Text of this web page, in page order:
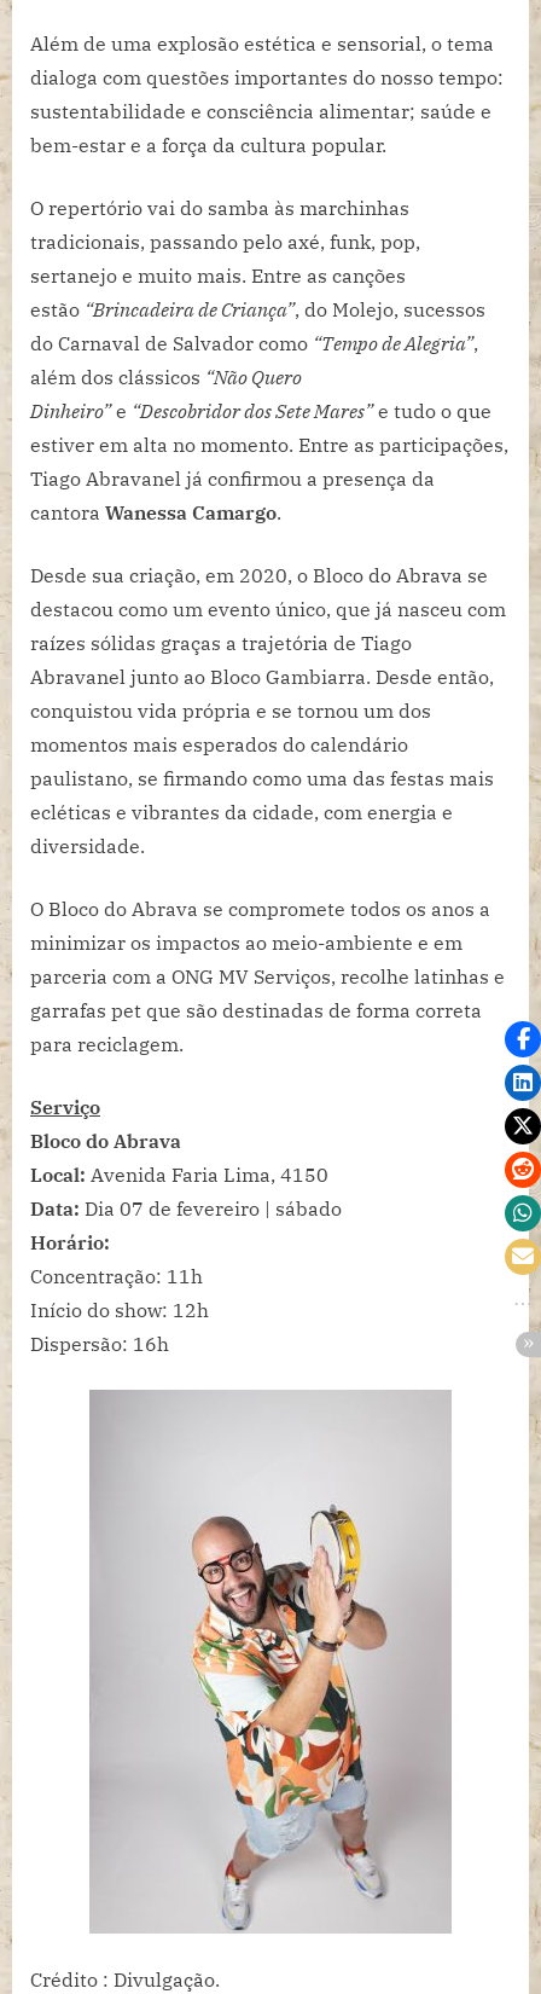
Além de uma explosão estética e sensorial, o tema
dialoga com questões importantes do nosso tempo:
sustentabilidade e consciência alimentar; saúde e
bem-estar e a força da cultura popular.
O repertório vai do samba às marchinhas
tradicionais, passando pelo axé, funk, pop,
sertanejo e muito mais. Entre as canções
estão “Brincadeira de Criança”, do Molejo, sucessos
do Carnaval de Salvador como “Tempo de Alegria”,
além dos clássicos “Não Quero
Dinheiro”e “Descobridor dos Sete Mares”e tudo o que
estiver em alta no momento. Entre as participações,
Tiago Abravanel já confirmou a presença da
cantora Wanessa Camargo.
Desde sua criação, em 2020, o Bloco do Abrava se
destacou como um evento único, que já nasceu com
raízes sólidas graças a trajetória de Tiago
Abravanel junto ao Bloco Gambiarra. Desde então,
conquistou vida própria e se tornou um dos
momentos mais esperados do calendário
paulistano, se firmando como uma das festas mais
ecléticas e vibrantes da cidade, com energia e
diversidade.
O Bloco do Abrava se compromete todos os anos a
minimizar os impactos ao meio-ambiente e em
parceria com a ONG MV Serviços, recolhe latinhas e
garrafas pet que são destinadas de forma correta
para reciclagem.
Serviço
Bloco do Abrava
Local: Avenida Faria Lima, 4150
Data: Dia 07 de fevereiro | sábado
Horário:
Concentração: 11h
Início do show: 12h
Dispersão: 16h
Crédito : Divulgação.